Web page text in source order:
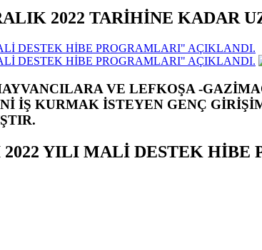
2022 TARİHİNE KADAR
DESTEK HİBE PROGRAMLARI" AÇIKLANDI.
DESTEK HİBE PROGRAMLARI" AÇIKLANDI.
VE LEFKOŞA -
İŞ KURMAK İSTEYEN GENÇ
2022 YILI MALİ DESTEK